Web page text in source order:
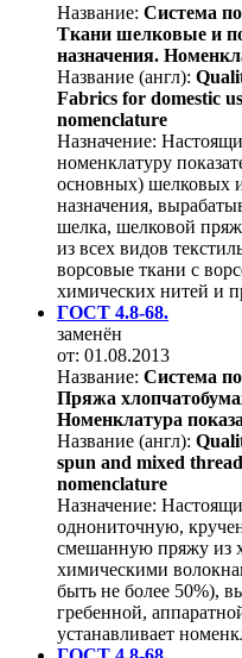
Название: Система
Ткани шелковые и
назначения.
Название (англ):
Fabrics for domestic
nomenclature
Назначение:
номенклатуру
основных) шелковых
назначения,
шелка, шелковой
из всех видов
ворсовые ткани с
химических нитей и
ГОСТ 4.8-68.
заменён
от: 01.08.2013
Название: Система
Пряжа
Номенклатура
Название (англ):
spun and mixed
nomenclature
Назначение:
однониточную,
смешанную пряжу из
химическими
быть не более 50%),
гребенной,
устанавливает